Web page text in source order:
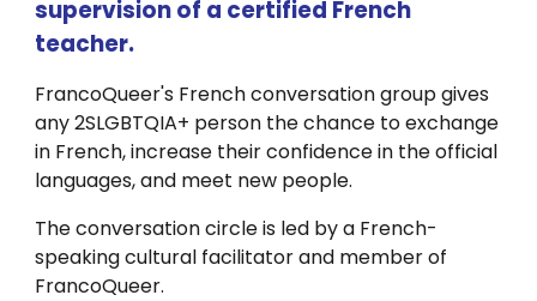
supervision of a certified French
teacher.
FrancoQueer's French conversation group gives
any 2SLGBTQIA+ person the chance to exchange
in French, increase their confidence in the official
languages, and meet new people.
The conversation circle is led by a French-
speaking cultural facilitator and member of
FrancoQueer.